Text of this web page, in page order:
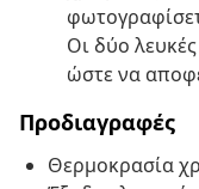
Οι δύο
ώστε να
Προδιαγραφές
Θερμοκρασία